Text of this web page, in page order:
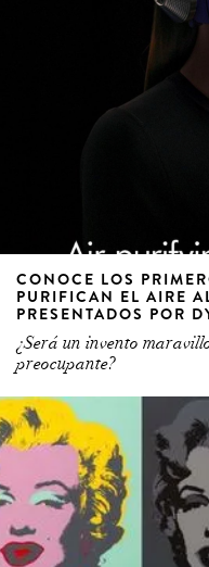
CONOCE LOS
PURIFICAN EL AIRE
PRESENTADOS POR
¿Será un invento
preocupante?